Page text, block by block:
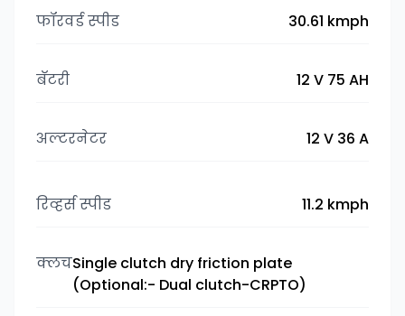
फॉरवर्ड स्पीड 30.61 kmph
बॅटरी 12 V 75 AH
अल्टरनेटर 12 V 36 A
रिव्हर्स स्पीड 11.2 kmph
क्लचSingle clutch dry friction plate
(Optional:- Dual clutch-CRPTO)